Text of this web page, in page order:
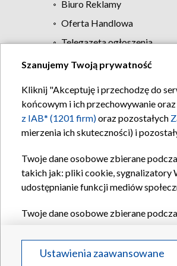
Biuro Reklamy
Oferta Handlowa
Telegazeta ogłoszenia
Szanujemy Twoją prywatność
Kliknij "Akceptuję i przechodzę do
końcowym i ich przechowywanie
z IAB* (1201 firm)oraz pozostałych
mierzenia ich skuteczności) i
Twoje dane osobowe zbierane
takich jak: pliki cookie, sygnalizatory
udostępnianie funkcji mediów
Twoje dane osobowe zbierane
Partnerów TVPdla realizacji
reklam, tworzenia profilu
Ustawienia zaawansowane